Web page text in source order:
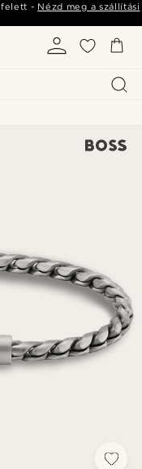
felett - Nézd meg a szállítási